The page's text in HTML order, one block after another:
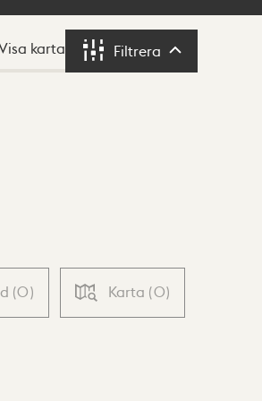
karta Filtrera Filtrera
(0) Karta (0)